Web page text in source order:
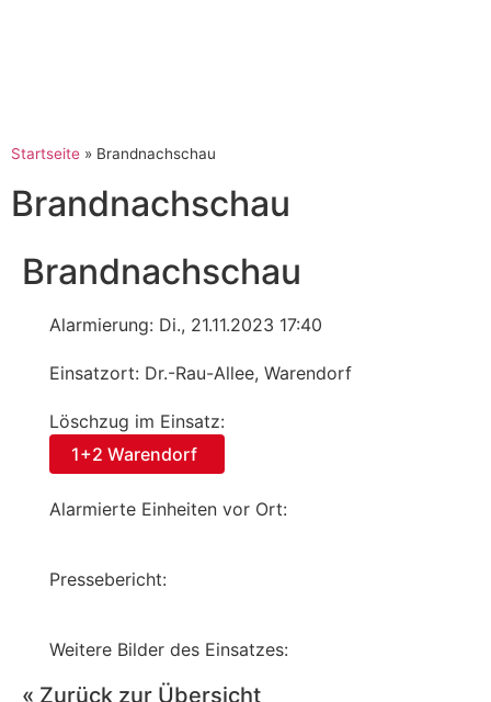
Startseite » Brandnachschau
Brandnachschau
Brandnachschau
Alarmierung: Di., 21.11.2023 17:40
Einsatzort: Dr.-Rau-Allee, Warendorf
Löschzug im Einsatz:
1+2 Warendorf
Alarmierte Einheiten vor Ort:
Pressebericht:
Weitere Bilder des Einsatzes:
« Zurück zur Übersicht